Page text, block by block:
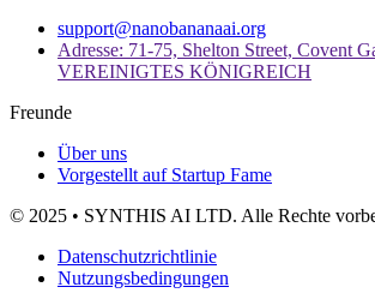
support@nanobananaai.org
Adresse: 71-75, Shelton Street, Covent
VEREINIGTES KÖNIGREICH
Freunde
Über uns
Vorgestellt auf Startup Fame
© 2025 • SYNTHIS AI LTD. Alle Rechte
Datenschutzrichtlinie
Nutzungsbedingungen